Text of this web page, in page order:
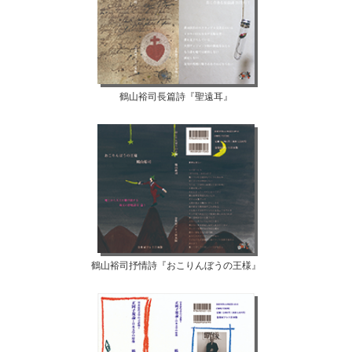
鶴山裕司長篇詩『聖遠耳』
鶴山裕司抒情詩『おこりんぼうの王様』